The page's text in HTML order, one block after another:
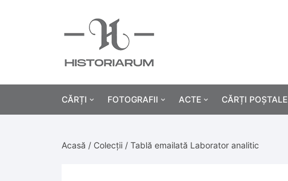
CĂRȚI FOTOGRAFII ACTE CĂRȚI POȘTALE
Acasă / Colecții / Tablă emailată Laborator analitic